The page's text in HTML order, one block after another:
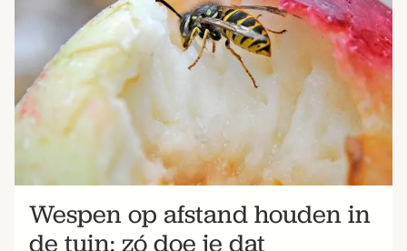
Wespen op afstand houden in
de tuin: zó doe je dat